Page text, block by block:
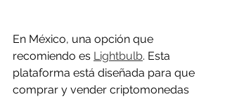
En México, una opción que
recomiendo es Lightbulb. Esta
plataforma está diseñada para que
comprar y vender criptomonedas